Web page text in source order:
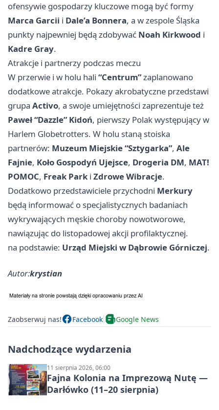
ofensywie gospodarzy kluczowe mogą być formy
Marca Garcii i Dale’a Bonnera, a w zespole Śląska
punkty najpewniej będą zdobywać Noah Kirkwood i
Kadre Gray.
Atrakcje i partnerzy podczas meczu
W przerwie i w holu hali “Centrum”zaplanowano
dodatkowe atrakcje. Pokazy akrobatyczne przedstawi
grupa Activo, a swoje umiejętności zaprezentuje też
Paweł “Dazzle” Kidoń, pierwszy Polak występujący w
Harlem Globetrotters. W holu staną stoiska
partnerów: Muzeum Miejskie “Sztygarka”, Ale
Fajnie, Koło Gospodyń Ujejsce, Drogeria DM, MAT!
POMOC, Freak Park i Zdrowe Wibracje.
Dodatkowo przedstawiciele przychodni Merkury
będą informować o specjalistycznych badaniach
wykrywających męskie choroby nowotworowe,
nawiązując do listopadowej akcji profilaktycznej.
na podstawie: Urząd Miejski w Dąbrowie Górniczej.
Autor:krystian
Zaobserwuj nas! Facebook Google News
Nadchodzące wydarzenia
11 sierpnia 2026, 06:00
Fajna Kolonia na Imprezową Nutę —
Darłówko (11–20 sierpnia)